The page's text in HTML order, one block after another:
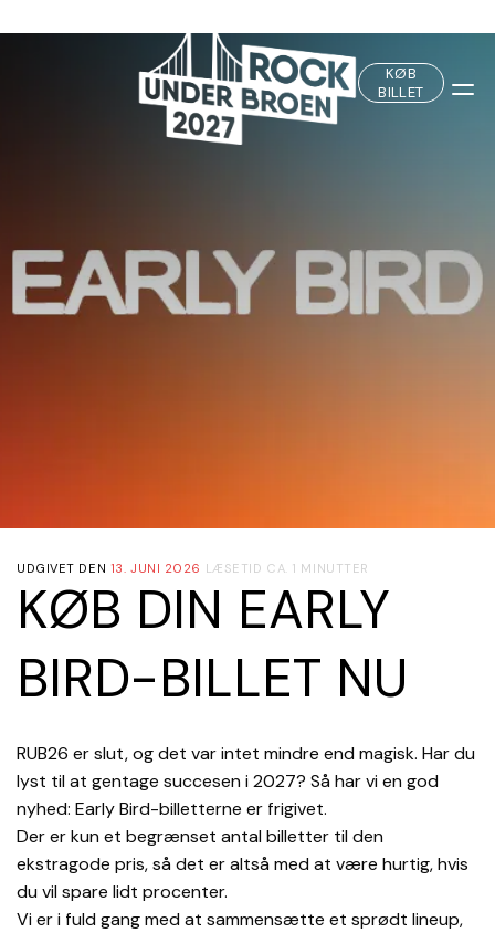
KØB
BILLET
UDGIVET DEN 13. JUNI 2026 LÆSETID CA. 1 MINUTTER
KØB DIN EARLY
BIRD-BILLET NU
RUB26 er slut, og det var intet mindre end magisk. Har du
lyst til at gentage succesen i 2027? Så har vi en god
nyhed: Early Bird-billetterne er frigivet.
Der er kun et begrænset antal billetter til den
ekstragode pris, så det er altså med at være hurtig, hvis
du vil spare lidt procenter.
Vi er i fuld gang med at sammensætte et sprødt lineup,